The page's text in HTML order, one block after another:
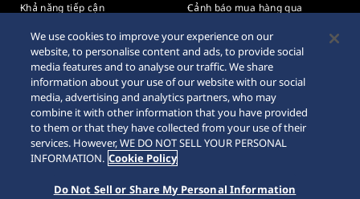
Khả năng tiếp cận
Yêu cầu
Cảnh báo mua hàng qua
Chính sách bảo mật
Chính sách cookie
Sơ đồ trang web
© 2026 Tập đoàn đồng hồ Seiko
We use cookies to improve your experience on our
website, to personalise content and ads, to provide social
media features and to analyse our traffic. We share
information about your use of our website with our social
media, advertising and analytics partners, who may
combine it with other information that you have provided
to them or that they have collected from your use of their
services. However, WE DO NOT SELL YOUR PERSONAL
INFORMATION. Cookie Policy
Do Not Sell or Share My Personal Information